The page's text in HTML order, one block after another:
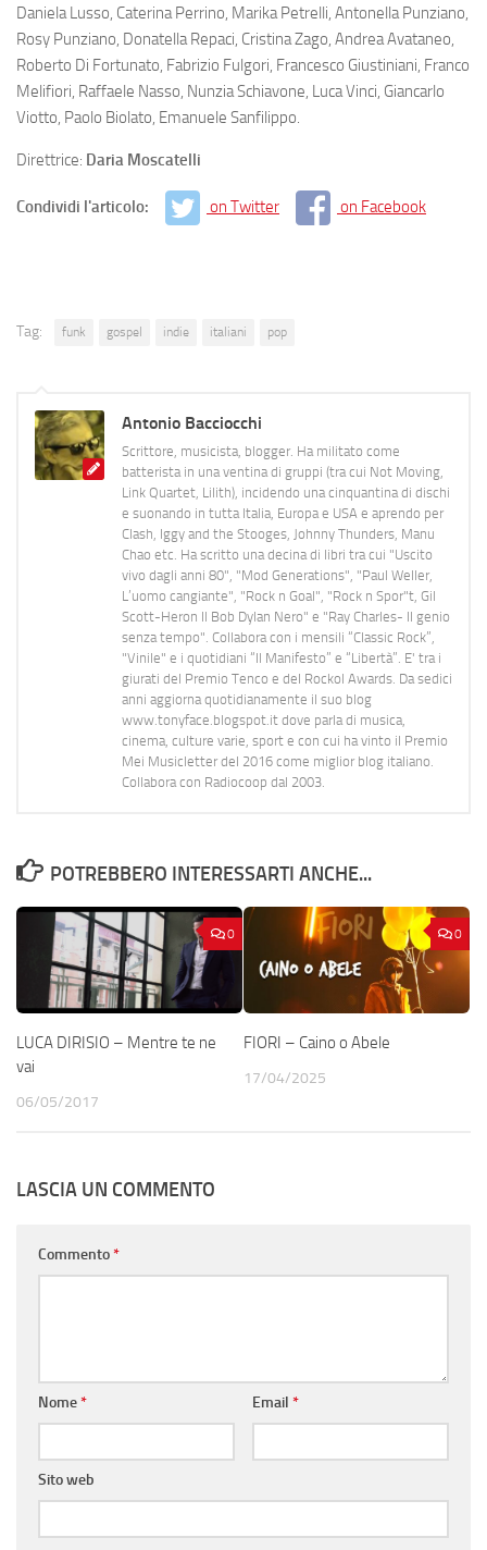
Daniela Lusso, Caterina Perrino, Marika Petrelli, Antonella Punziano,
Rosy Punziano, Donatella Repaci, Cristina Zago, Andrea Avataneo,
Roberto Di Fortunato, Fabrizio Fulgori, Francesco Giustiniani, Franco
Melifiori, Raffaele Nasso, Nunzia Schiavone, Luca Vinci, Giancarlo
Viotto, Paolo Biolato, Emanuele Sanfilippo.
Direttrice: Daria Moscatelli
Condividi l'articolo: on Twitter on Facebook
Tag: funk gospel indie italiani pop
Antonio Bacciocchi
Scrittore, musicista, blogger. Ha militato come
batterista in una ventina di gruppi (tra cui Not Moving,
Link Quartet, Lilith), incidendo una cinquantina di dischi
e suonando in tutta Italia, Europa e USA e aprendo per
Clash, Iggy and the Stooges, Johnny Thunders, Manu
Chao etc. Ha scritto una decina di libri tra cui "Uscito
vivo dagli anni 80", "Mod Generations", "Paul Weller,
L’uomo cangiante", "Rock n Goal", "Rock n Spor"t, Gil
Scott-Heron Il Bob Dylan Nero" e "Ray Charles- Il genio
senza tempo". Collabora con i mensili “Classic Rock”,
"Vinile" e i quotidiani “Il Manifesto” e “Libertà”. E' tra i
giurati del Premio Tenco e del Rockol Awards. Da sedici
anni aggiorna quotidianamente il suo blog
www.tonyface.blogspot.it dove parla di musica,
cinema, culture varie, sport e con cui ha vinto il Premio
Mei Musicletter del 2016 come miglior blog italiano.
Collabora con Radiocoop dal 2003.
POTREBBERO INTERESSARTI ANCHE...
0
LUCA DIRISIO – Mentre te ne
vai
06/05/2017
0
FIORI – Caino o Abele
17/04/2025
LASCIA UN COMMENTO
Commento*
Nome* Email *
Sito web